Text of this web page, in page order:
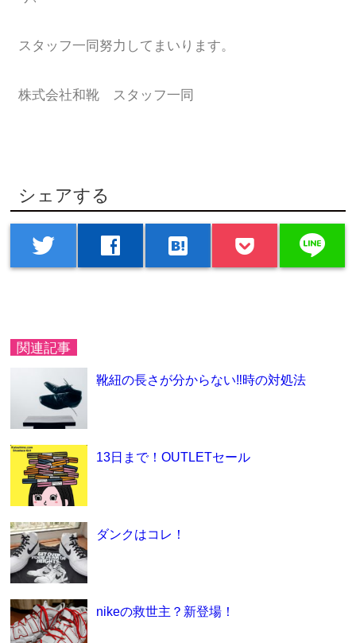
スタッフ一同努力してまいります。
株式会社和靴 スタッフ一同
シェアする
twitter facebook hatenabookmark line
関連記事
靴紐の長さが分からない‼時の対処法
13日まで！OUTLETセール
ダンクはコレ！
nikeの救世主？新登場！